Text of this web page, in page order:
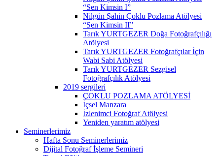
“Sen Kimsin I”
Nilgün Şahin Çoklu Pozlama Atölyesi
“Sen Kimsin II”
Tarık YURTGEZER Doğa Fotoğrafçılığı
Atölyesi
Tarık YURTGEZER Fotoğrafçılar İçin
Wabi Sabi Atölyesi
Tarık YURTGEZER Sezgisel
Fotoğrafçılık Atölyesi
2019 sergileri
ÇOKLU POZLAMA ATÖLYESİ
İçsel Manzara
İzlenimci Fotoğraf Atölyesi
Yeniden yaratım atölyesi
Seminerlerimiz
Hafta Sonu Seminerlerimiz
Dijital Fotoğraf İşleme Semineri